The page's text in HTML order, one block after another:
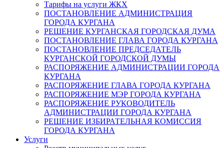
Тарифы на услуги ЖКХ
ПОСТАНОВЛЕНИЕ АДМИНИСТРАЦИЯ
ГОРОДА КУРГАНА
РЕШЕНИЕ КУРГАНСКАЯ ГОРОДСКАЯ ДУМА
ПОСТАНОВЛЕНИЕ ГЛАВА ГОРОДА КУРГАНА
ПОСТАНОВЛЕНИЕ ПРЕДСЕДАТЕЛЬ
КУРГАНСКОЙ ГОРОДСКОЙ ДУМЫ
РАСПОРЯЖЕНИЕ АДМИНИСТРАЦИИ ГОРОДА
КУРГАНА
РАСПОРЯЖЕНИЕ ГЛАВА ГОРОДА КУРГАНА
РАСПОРЯЖЕНИЕ МЭР ГОРОДА КУРГАНА
РАСПОРЯЖЕНИЕ РУКОВОДИТЕЛЬ
АДМИНИСТРАЦИИ ГОРОДА КУРГАНА
РЕШЕНИЕ ИЗБИРАТЕЛЬНАЯ КОМИССИЯ
ГОРОДА КУРГАНА
Услуги